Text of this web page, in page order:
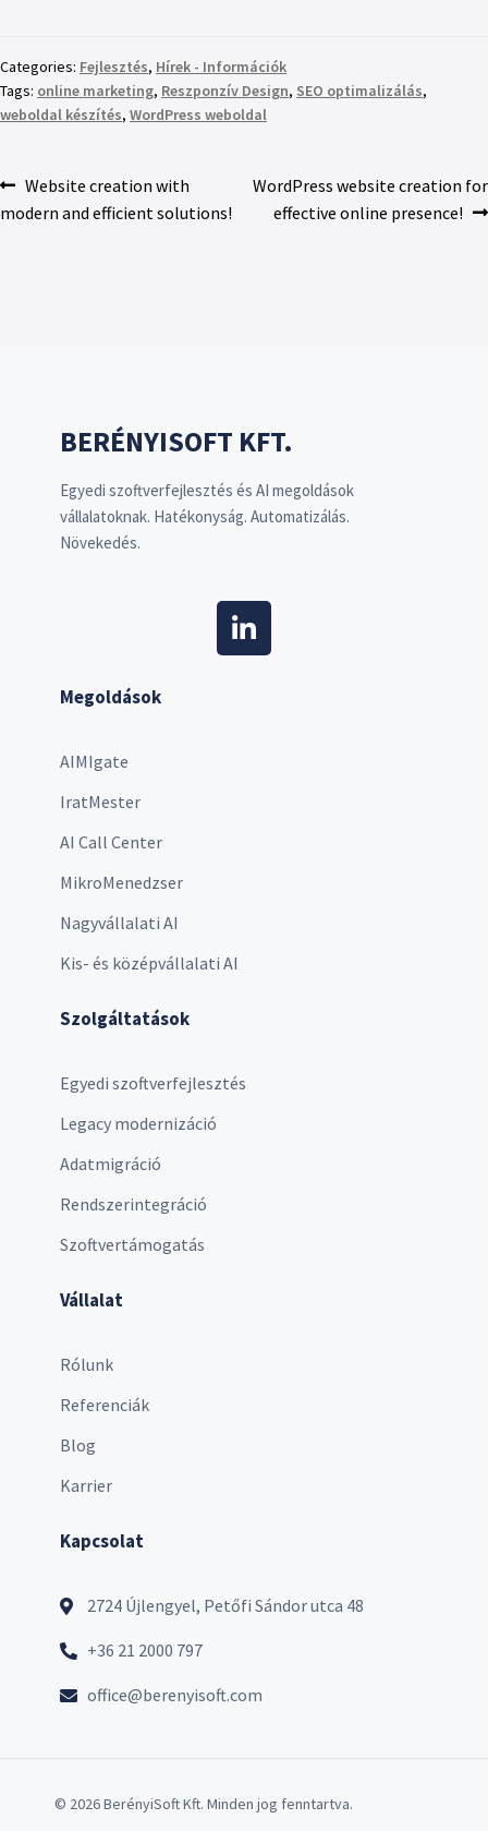
Categories: Fejlesztés, Hírek - Információk
Tags: online marketing, Reszponzív Design, SEO optimalizálás,
weboldal készítés, WordPress weboldal
Website creation with
modern and efficient solutions!
WordPress website creation for
effective online presence!
BERÉNYISOFT KFT.
Egyedi szoftverfejlesztés és AI megoldások
vállalatoknak. Hatékonyság. Automatizálás.
Növekedés.
Megoldások
AIMIgate
IratMester
AI Call Center
MikroMenedzser
Nagyvállalati AI
Kis- és középvállalati AI
Szolgáltatások
Egyedi szoftverfejlesztés
Legacy modernizáció
Adatmigráció
Rendszerintegráció
Szoftvertámogatás
Vállalat
Rólunk
Referenciák
Blog
Karrier
Kapcsolat
2724 Újlengyel, Petőfi Sándor utca 48
+36 21 2000 797
office@berenyisoft.com
© 2026 BerényiSoft Kft. Minden jog fenntartva.